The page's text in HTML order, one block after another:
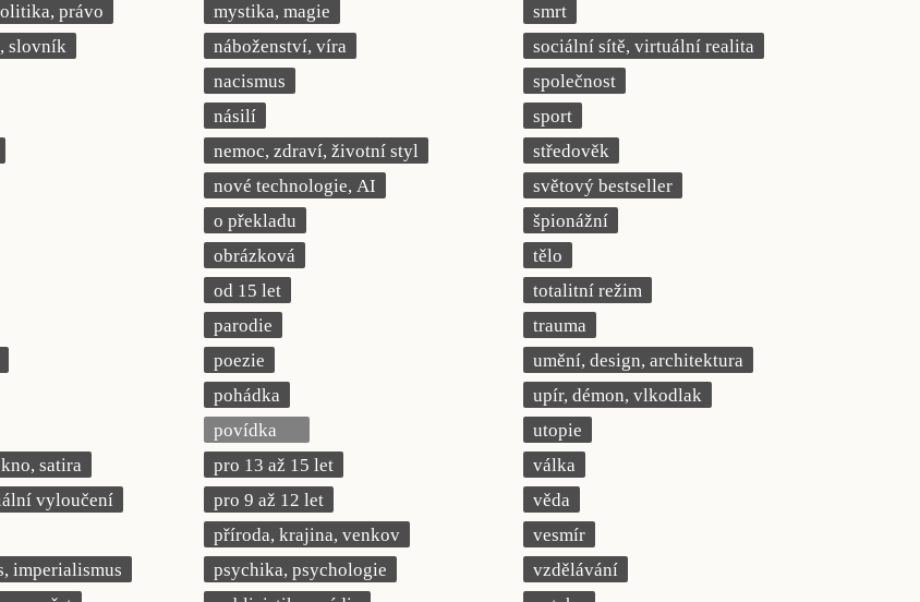
právo
slovník
satira
vyloučení
imperialismus
mystika, magie
náboženství, víra
nacismus
násilí
nemoc, zdraví, životní styl
nové technologie, AI
o překladu
obrázková
od 15 let
parodie
poezie
pohádka
povídka
pro 13 až 15 let
pro 9 až 12 let
příroda, krajina, venkov
psychika, psychologie
smrt
sociální sítě, virtuální realita
společnost
sport
středověk
světový bestseller
špionážní
tělo
totalitní režim
trauma
umění, design, architektura
upír, démon, vlkodlak
utopie
válka
věda
vesmír
vzdělávání